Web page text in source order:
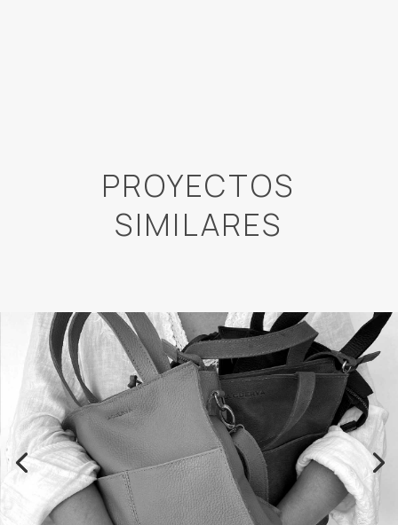
PROYECTOS
SIMILARES